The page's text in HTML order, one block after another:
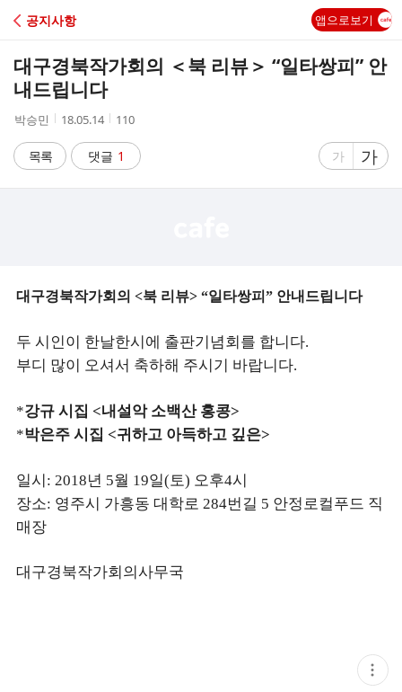
C
A
공지사항 앱으로보기
대구경북작가회의 ＜북 리뷰＞ “일타쌍피” 안
내드립니다
작
자
박승민
작
시
간
18.05.14
조
수
110
목록 댓글 1
글
게
가
글
자
게
가
대구경북작가회의 <북 리뷰> “일타쌍피” 안내드립니다
두 시인이 한날한시에 출판기념회를 합니다.
부디 많이 오셔서 축하해 주시기 바랍니다.
*강규 시집 <내설악 소백산 홍콩>
*박은주 시집 <귀하고 아득하고 깊은>
일시: 2018년 5월 19일(토) 오후4시
장소: 영주시 가흥동 대학로 284번길 5 안정로컬푸드 직
매장
대구경북작가회의사무국
현
재